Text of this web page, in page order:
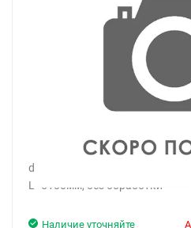
dormakaba SST Вертикальный
L=5100мм, без обработки
Наличие уточняйте